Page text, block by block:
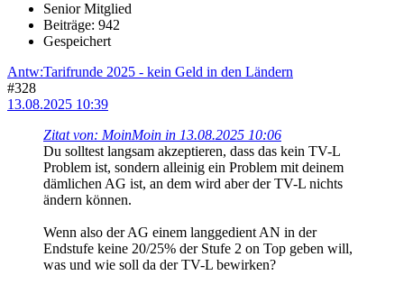
Senior Mitglied
Beiträge: 942
Gespeichert
Antw:Tarifrunde 2025 - kein Geld in den Ländern
#328
13.08.2025 10:39
Zitat von: MoinMoin in 13.08.2025 10:06
Du solltest langsam akzeptieren, dass das kein TV-L
Problem ist, sondern alleinig ein Problem mit deinem
dämlichen AG ist, an dem wird aber der TV-L nichts
ändern können.
Wenn also der AG einem langgedient AN in der
Endstufe keine 20/25% der Stufe 2 on Top geben will,
was und wie soll da der TV-L bewirken?